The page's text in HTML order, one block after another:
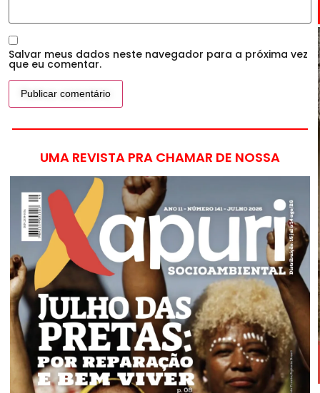
Salvar meus dados neste navegador para a próxima vez
que eu comentar.
UMA REVISTA PRA CHAMAR DE NOSSA